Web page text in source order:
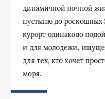
динамичной ночной
пустыню до роскошных
курорт одинаково
и для молодежи,
для тех, кто хочет
моря.